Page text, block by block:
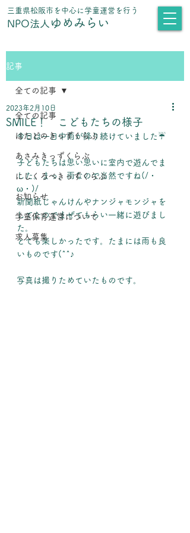
​三重県松阪市を中心に学童運営を行う
NPO法人 ゆめみらい
記事
全ての記事
はたどのきっずくらぶ
あさみきっずくらぶ
にしくろべきっずくらぶ
お知らせ
学童保育運営について
求人募集
全ての記事
SMILE！ こどもたちの様子
2023年2月10日
今日は一日中雨が降り続けていました☔
子どもたちは思い思いに室内で遊んでま
した。まっ、雨なので当然ですね(/・
ω・)/
新聞紙じゃんけんやナンジャモンジャを
してたのでまぜてもらい一緒に遊びまし
た。
とても楽しかったです。たまには雨も良
いものです(^^♪
写真は撮りためていたものです。